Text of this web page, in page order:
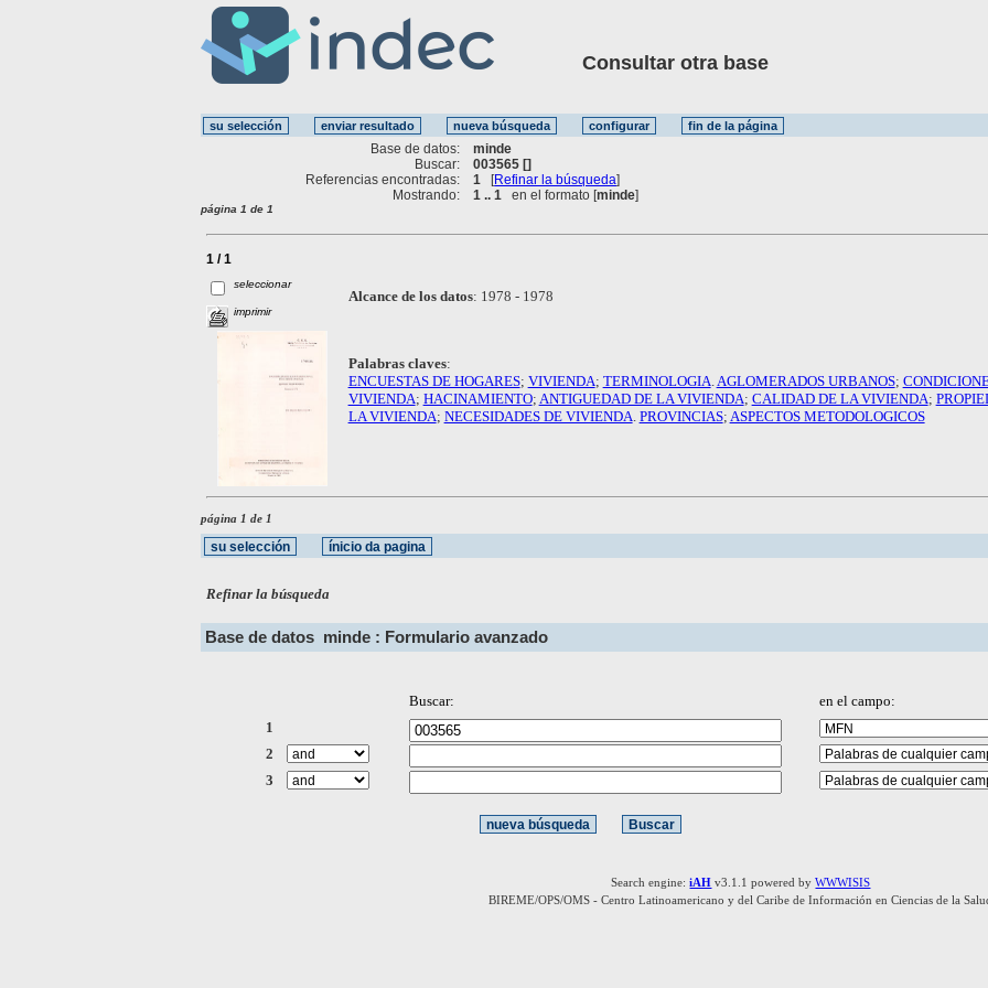
Consultar otra base
Base de datos:
minde
Buscar:
003565 []
Referencias encontradas:
1 [Refinar la búsqueda]
Mostrando:
1 .. 1 en el formato [minde]
página 1 de 1
1 / 1
seleccionar
imprimir
Alcance de los datos: 1978 - 1978
Palabras claves:
ENCUESTAS DE HOGARES; VIVIENDA; TERMINOLOGIA AGLOMERADOS URBANOS;
VIVIENDA; HACINAMIENTO; ANTIGUEDAD DE LA VIVIENDA; CALIDAD DE LA VIVIENDA;
LA VIVIENDA; NECESIDADES DE VIVIENDA PROVINCIAS; ASPECTOS METODOLOGICOS
página 1 de 1
Refinar la búsqueda
Base de datos minde : Formulario avanzado
Buscar:
en el campo:
1
2
3
Search engine:iAH v3.1.1 powered byWWWISIS
BIREME/OPS/OMS - Centro Latinoamericano y del Caribe de Información en Ciencias de la